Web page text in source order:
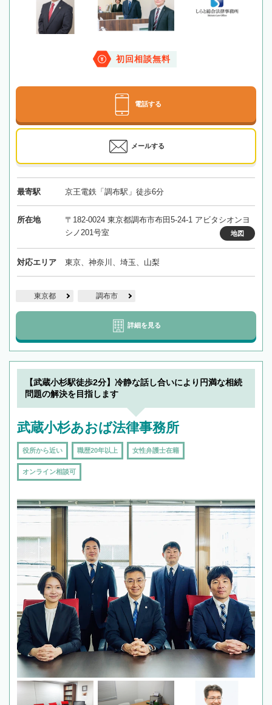
初回相談無料
電話する
メールする
最寄駅 京王電鉄「調布駅」徒歩6分
所在地
〒182-0024 東京都調布市布田5-24-1 アビタシオンヨ
シノ201号室
地図
対応エリア 東京、神奈川、埼玉、山梨
東京都 調布市
詳細を見る
【武蔵小杉駅徒歩2分】冷静な話し合いにより円満な相続
問題の解決を目指します
武蔵小杉あおば法律事務所
役所から近い 職歴20年以上 女性弁護士在籍
オンライン相談可